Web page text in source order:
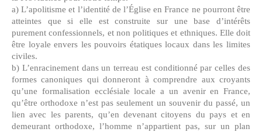
a) L’apolitisme et l’identité de l’Église en France ne pourront être
atteintes que si elle est construite sur une base d’intérêts
purement confessionnels, et non politiques et ethniques. Elle doit
être loyale envers les pouvoirs étatiques locaux dans les limites
civiles.
b) L’enracinement dans un terreau est conditionné par celles des
formes canoniques qui donneront à comprendre aux croyants
qu’une formalisation ecclésiale locale a un avenir en France,
qu’être orthodoxe n’est pas seulement un souvenir du passé, un
lien avec les parents, qu’en devenant citoyens du pays et en
demeurant orthodoxe, l’homme n’appartient pas, sur un plan